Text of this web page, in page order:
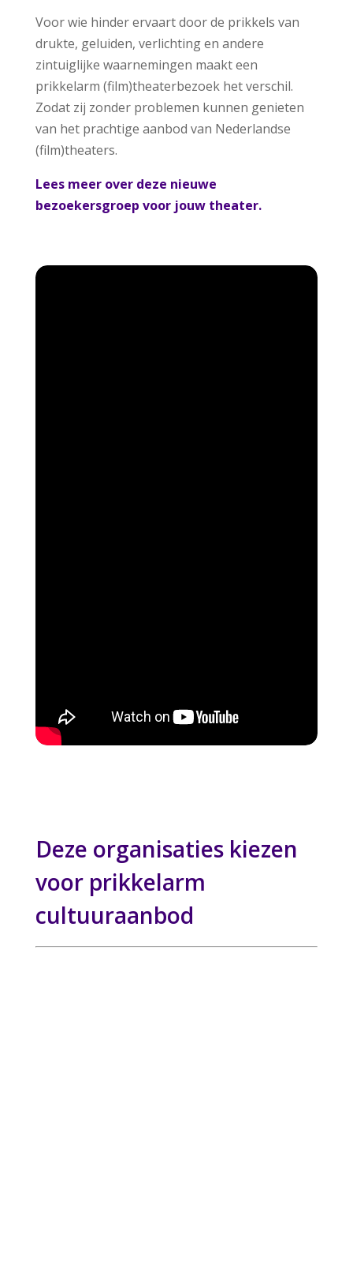
Voor wie hinder ervaart door de prikkels van
drukte, geluiden, verlichting en andere
zintuiglijke waarnemingen maakt een
prikkelarm (film)theaterbezoek het verschil.
Zodat zij zonder problemen kunnen genieten
van het prachtige aanbod van Nederlandse
(film)theaters.
Lees meer over deze nieuwe
bezoekersgroep voor jouw theater.
Deze organisaties kiezen
voor prikkelarm
cultuuraanbod